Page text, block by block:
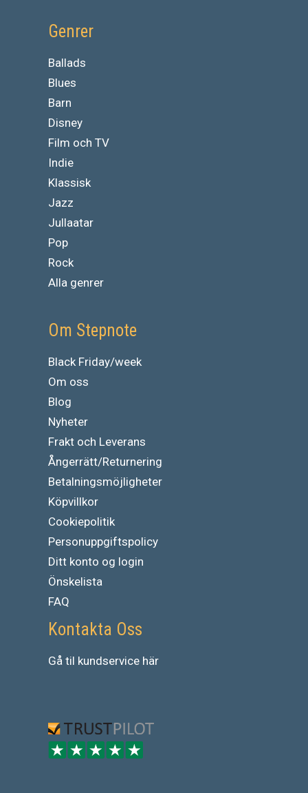
Genrer
Ballads
Blues
Barn
Disney
Film och TV
Indie
Klassisk
Jazz
Jullaatar
Pop
Rock
Alla genrer
Om Stepnote
Black Friday/week
Om oss
Blog
Nyheter
Frakt och Leverans
Ångerrätt/Returnering
Betalningsmöjligheter
Köpvillkor
Cookiepolitik
Personuppgiftspolicy
Ditt konto og login
Önskelista
FAQ
Kontakta Oss
Gå til kundservice här